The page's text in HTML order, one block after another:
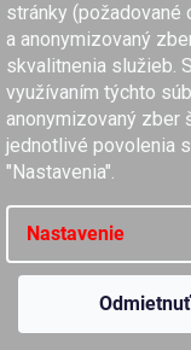
stránky (požadované
a anonymizovaný
skvalitnenia služieb.
využívaním týchto
anonymizovaný zber
jednotlivé povolenia
"Nastavenia".
Nastavenie
Odmietnuť
women'secret